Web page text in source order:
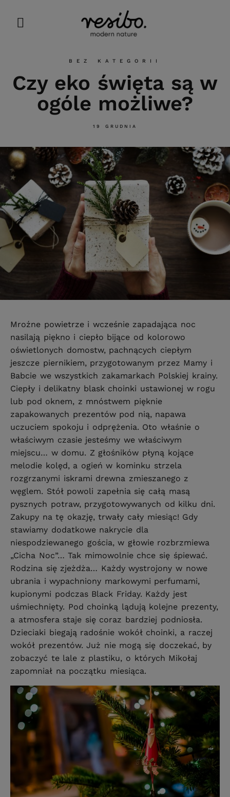
BEZ KATEGORII
Czy eko święta są w
ogóle możliwe?
19 GRUDNIA
Mroźne powietrze i wcześnie zapadająca noc
nasilają piękno i ciepło bijące od kolorowo
oświetlonych domostw, pachnących ciepłym
jeszcze piernikiem, przygotowanym przez Mamy i
Babcie we wszystkich zakamarkach Polskiej krainy.
Ciepły i delikatny blask choinki ustawionej w rogu
lub pod oknem, z mnóstwem pięknie
zapakowanych prezentów pod nią, napawa
uczuciem spokoju i odprężenia. Oto właśnie o
właściwym czasie jesteśmy we właściwym
miejscu… w domu. Z głośników płyną kojące
melodie kolęd, a ogień w kominku strzela
rozgrzanymi iskrami drewna zmieszanego z
węglem. Stół powoli zapełnia się całą masą
pysznych potraw, przygotowywanych od kilku dni.
Zakupy na tę okazję, trwały cały miesiąc! Gdy
stawiamy dodatkowe nakrycie dla
niespodziewanego gościa, w głowie rozbrzmiewa
„Cicha Noc”… Tak mimowolnie chce się śpiewać.
Rodzina się zjeżdża… Każdy wystrojony w nowe
ubrania i wypachniony markowymi perfumami,
kupionymi podczas Black Friday. Każdy jest
uśmiechnięty. Pod choinką lądują kolejne prezenty,
a atmosfera staje się coraz bardziej podniosła.
Dzieciaki biegają radośnie wokół choinki, a raczej
wokół prezentów. Już nie mogą się doczekać, by
zobaczyć te lale z plastiku, o których Mikołaj
zapomniał na początku miesiąca.